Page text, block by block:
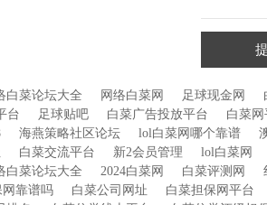
白菜论坛大全 网络白菜网 足球现金网
台 足球贴吧 白菜广告投放平台 白菜网
海燕策略社区论坛 lol白菜网哪个靠谱
白菜交流平台 新2会员管理 lol白菜网
白菜论坛大全 2024白菜网 白菜评测网
靠谱吗 白菜公司网址 白菜担保网平台